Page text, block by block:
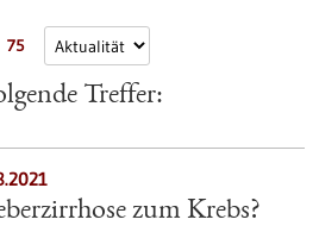
75
Treffer:
zum Krebs?